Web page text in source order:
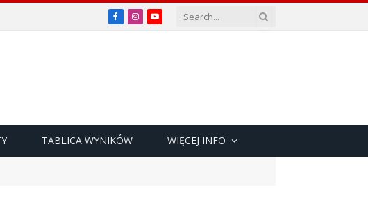
Facebook
InstagramYouTube
TABLICA WYNIKÓW WIĘCEJ INFO